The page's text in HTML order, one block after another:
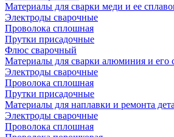
Материалы для сварки меди и ее
Электроды сварочные
Проволока сплошная
Прутки присадочные
Флюс сварочный
Материалы для сварки алюминия и его
Электроды сварочные
Проволока сплошная
Прутки присадочные
Материалы для наплавки и ремонта
Электроды сварочные
Проволока сплошная